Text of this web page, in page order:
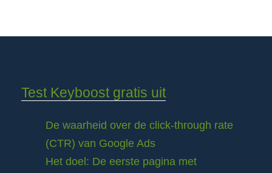
Test Keyboost gratis uit
De waarheid over de click-through rate
(CTR) van Google Ads
Het doel: De eerste pagina met